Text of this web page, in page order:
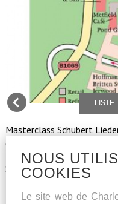
LISTE
Masterclass Schubert
Christoph Pregardien,
Snape Malting concert
NOUS
COOKIES
Le site web de